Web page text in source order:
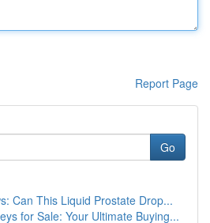
Report Page
Go
Can This Liquid Prostate Drop...
for Sale: Your Ultimate Buying...